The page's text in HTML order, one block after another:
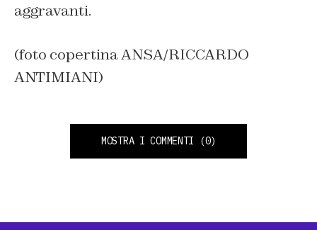
aggravanti.
(foto copertina ANSA/RICCARDO
ANTIMIANI)
MOSTRA I COMMENTI (0)